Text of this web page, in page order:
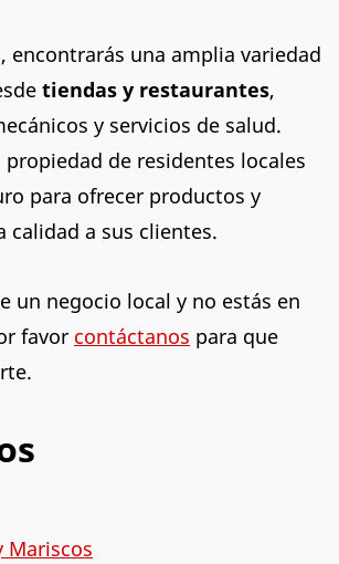
encontrarás una amplia variedad
tiendas y restaurantes,
y servicios de salud.
propiedad de residentes locales
para ofrecer productos y
calidad a sus clientes.
un negocio local y no estás en
favor contáctanos para que
Mariscos